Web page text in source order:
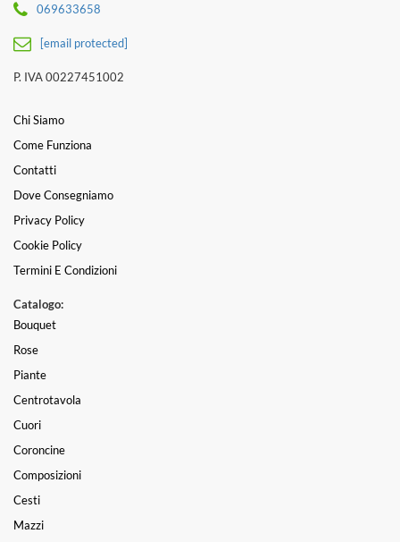
069633658
[email protected]
P. IVA 00227451002
Chi Siamo
Come Funziona
Contatti
Dove Consegniamo
Privacy Policy
Cookie Policy
Termini E Condizioni
Catalogo:
Bouquet
Rose
Piante
Centrotavola
Cuori
Coroncine
Composizioni
Cesti
Mazzi